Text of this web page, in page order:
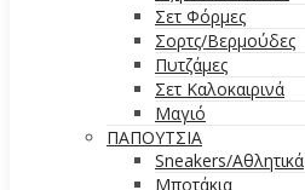
Σετ Φόρμες
Σορτς/Βερμούδες
Πυτζάμες
Σετ Καλοκαιρινά
Μαγιό
ΠΑΠΟΥΤΣΙΑ
Sneakers/Aθλητικά
Μποτάκια